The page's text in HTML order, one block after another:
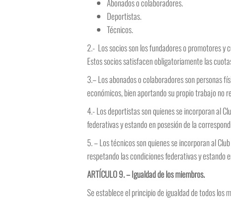
Abonados o colaboradores.
Deportistas.
Técnicos.
2.- Los socios son los fundadores o promotores y
Estos socios satisfacen obligatoriamente las
3.– Los abonados o colaboradores son personas
económicos, bien aportando su propio trabajo no
4.- Los deportistas son quienes se incorporan al
federativas y estando en posesión de la
5. – Los técnicos son quienes se incorporan al
respetando las condiciones federativas y
ARTÍCULO 9. – Igualdad de los miembros.
Se establece el principio de igualdad de todos los